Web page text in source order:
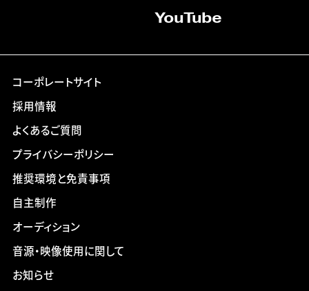
YouTube
コーポレートサイト
採用情報
よくあるご質問
プライバシーポリシー
推奨環境と免責事項
自主制作
オーディション
音源・映像使用に関して
お知らせ